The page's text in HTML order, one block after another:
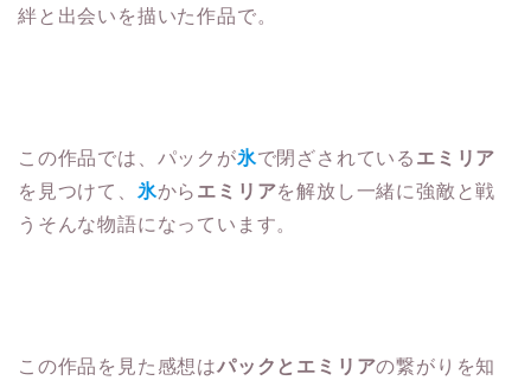
絆と出会いを描いた作品で。
この作品では、パックが氷で閉ざされている エミリア
を見つけて、 氷から エミリアを解放し一緒に強敵と戦
うそんな物語になっています。
この作品を見た感想はパックとエミリアの繋がりを知